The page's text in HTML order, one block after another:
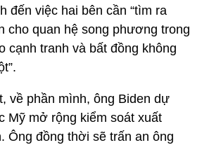
đến việc hai bên cần “tìm ra
cho quan hệ song phương trong
cạnh tranh và bất đồng không
về phần mình, ông Biden dự
Mỹ mở rộng kiểm soát xuất
Ông đồng thời sẽ trấn an ông